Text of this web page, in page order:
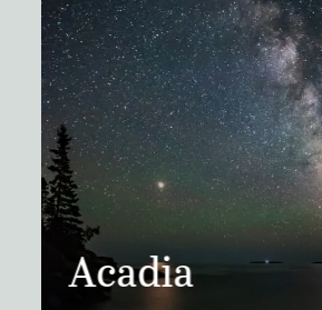
Acadia